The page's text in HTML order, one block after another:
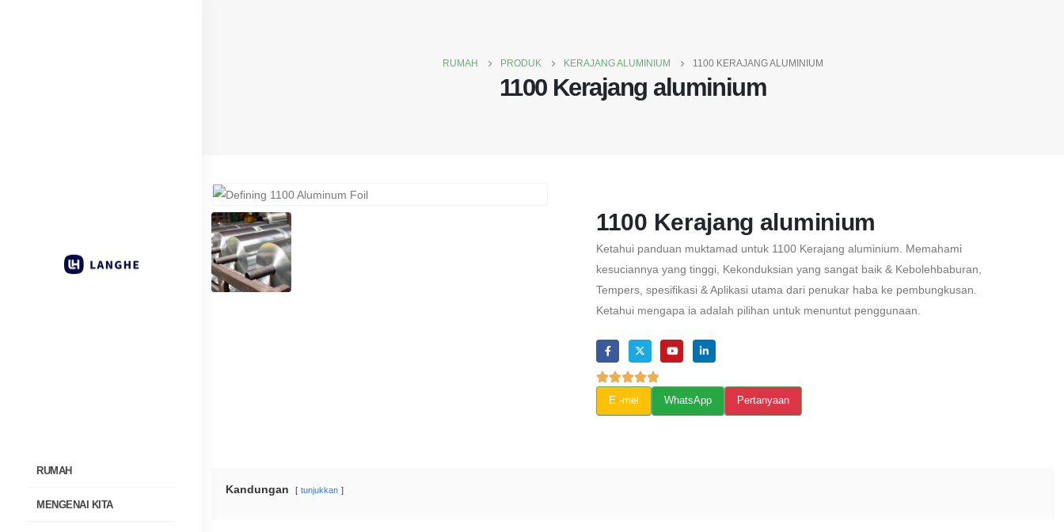
RUMAH
MENGENAI KITA
RUMAH PRODUK KERAJANG ALUMINIUM 1100 KERAJANG ALUMINIUM
1100 Kerajang aluminium
1100 Kerajang aluminium
Ketahui panduan muktamad untuk 1100 Kerajang aluminium. Memahami
kesuciannya yang tinggi, Kekonduksian yang sangat baik & Kebolehbaburan,
Tempers, spesifikasi & Aplikasi utama dari penukar haba ke pembungkusan.
Ketahui mengapa ia adalah pilihan untuk menuntut penggunaan.
E -mel WhatsApp Pertanyaan
Kandungan tunjukkan